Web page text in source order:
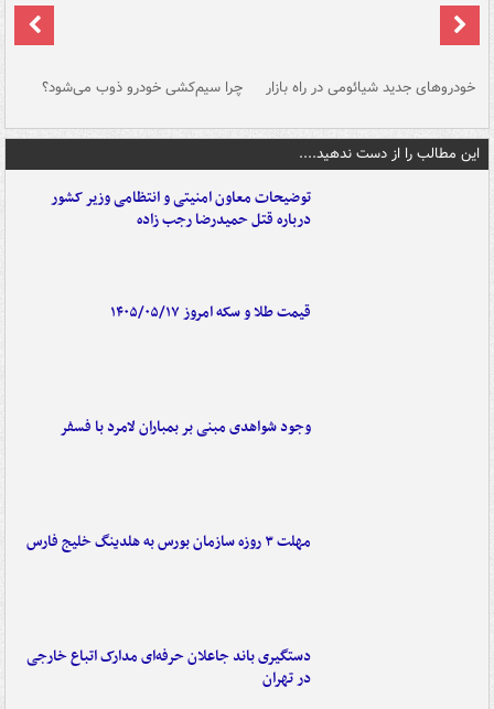
خودروهای جدید شیائومی در راه بازار چرا سیم‌کشی خودرو ذوب می‌شود؟
این مطالب را از دست ندهید....
توضیحات معاون امنیتی و انتظامی وزیر کشور
درباره قتل حمیدرضا رجب زاده
قیمت طلا و سکه امروز ۱۴۰۵/۰۵/۱۷
وجود شواهدی مبنی بر بمباران لامرد با فسفر
مهلت ۳ روزه سازمان بورس به هلدینگ خلیج فارس
دستگیری باند جاعلان حرفه‌ای مدارک اتباع خارجی
در تهران